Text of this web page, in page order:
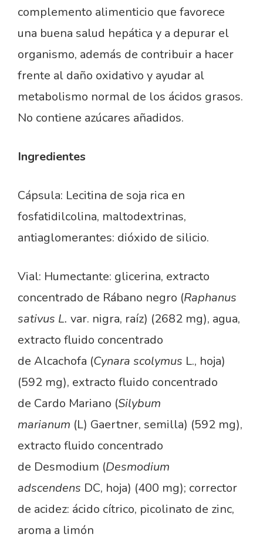
complemento alimenticio que favorece
una buena salud hepática y a depurar el
organismo, además de contribuir a hacer
frente al daño oxidativo y ayudar al
metabolismo normal de los ácidos grasos.
No contiene azúcares añadidos.
Ingredientes
Cápsula: Lecitina de soja rica en
fosfatidilcolina, maltodextrinas,
antiaglomerantes: dióxido de silicio.
Vial: Humectante: glicerina, extracto
concentrado de Rábano negro (Raphanus
sativus L. var. nigra, raíz) (2682 mg), agua,
extracto fluido concentrado
de Alcachofa (Cynara scolymus L., hoja)
(592 mg), extracto fluido concentrado
de Cardo Mariano (Silybum
marianum (L) Gaertner, semilla) (592 mg),
extracto fluido concentrado
de Desmodium (Desmodium
adscendens DC, hoja) (400 mg); corrector
de acidez: ácido cítrico, picolinato de zinc,
aroma a limón